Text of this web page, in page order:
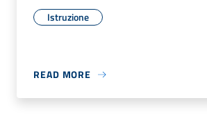
Istruzione
READ MORE